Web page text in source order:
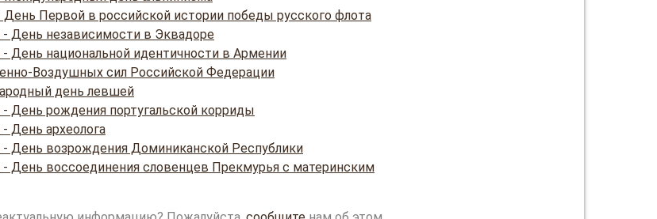
День Первой в российской истории победы русского флота
- День независимости в Эквадоре
- День национальной идентичности в Армении
Воздушных сил Российской Федерации
день левшей
- День рождения португальской корриды
День археолога
- День возрождения Доминиканской Республики
- День воссоединения словенцев Прекмурья с материнским